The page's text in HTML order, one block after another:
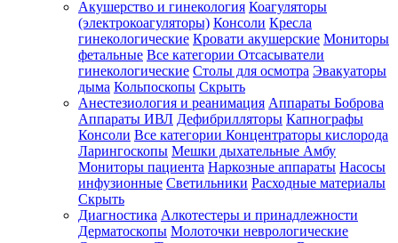
Акушерство и гинекология Коагуляторы
(электрокоагуляторы) Консоли Кресла
гинекологические Кровати акушерские Мониторы
фетальные Все категории Отсасыватели
гинекологические Столы для осмотра Эвакуаторы
дыма Кольпоскопы Скрыть
Анестезиология и реанимация Аппараты Боброва
Аппараты ИВЛ Дефибрилляторы Капнографы
Консоли Все категории Концентраторы кислорода
Ларингоскопы Мешки дыхательные Амбу
Мониторы пациента Наркозные аппараты Насосы
инфузионные Светильники Расходные материалы
Скрыть
Диагностика Алкотестеры и принадлежности
Дерматоскопы Молоточки неврологические